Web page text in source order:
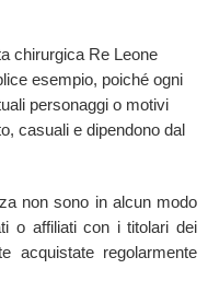
chirurgica Re Leone
esempio, poiché ogni
personaggi o motivi
casuali e dipendono dal
non sono in alcun modo
o affiliati con i titolari dei
acquistate regolarmente